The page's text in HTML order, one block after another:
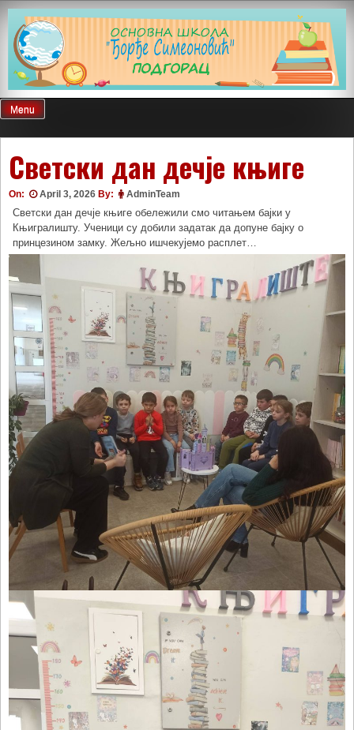
Skip
content
Menu
Светски дан дечје књиге
On: April 3, 2026 By: AdminTeam
Светски дан дечје књиге обележили смо читањем бајки у
Књигралишту. Ученици су добили задатак да допуне бајку о
принцезином замку. Жељно ишчекујемо расплет…